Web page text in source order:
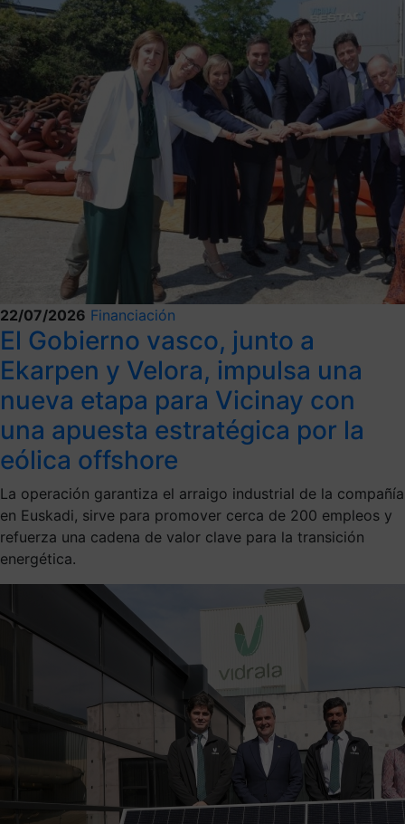
22/07/2026 Financiación
El Gobierno vasco, junto a
Ekarpen y Velora, impulsa una
nueva etapa para Vicinay con
una apuesta estratégica por la
eólica offshore
La operación garantiza el arraigo industrial de la compañía
en Euskadi, sirve para promover cerca de 200 empleos y
refuerza una cadena de valor clave para la transición
energética.